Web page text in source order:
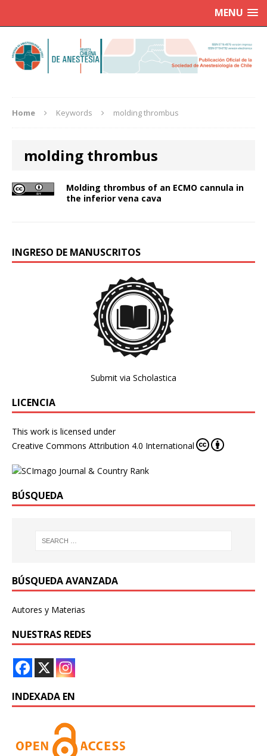
MENU
Home Keywords molding thrombus
molding thrombus
Molding thrombus of an ECMO cannula in
the inferior vena cava
INGRESO DE MANUSCRITOS
Submit via Scholastica
LICENCIA
This work is licensed under
Creative Commons Attribution 4.0 International
BÚSQUEDA
BÚSQUEDA AVANZADA
Autores y Materias
NUESTRAS REDES
INDEXADA EN